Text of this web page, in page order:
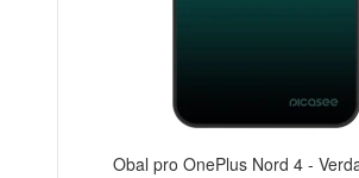
Obal pro OnePlus Nord 4 -